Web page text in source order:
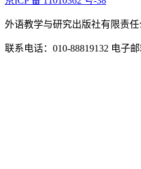
外语教学与研究出版社有限责任
联系电话：010-88819132 电子